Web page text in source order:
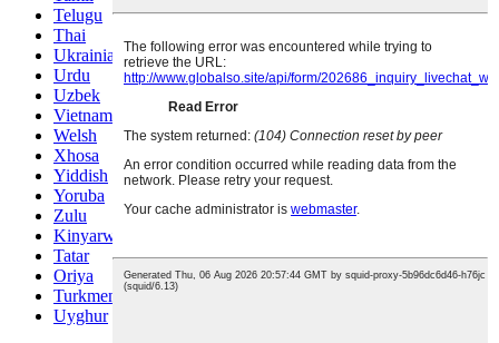
Telugu
Thai
Ukrainian
Urdu
Uzbek
Vietnamese
Welsh
Xhosa
Yiddish
Yoruba
Zulu
Kinyarwanda
Tatar
Oriya
Turkmen
Uyghur